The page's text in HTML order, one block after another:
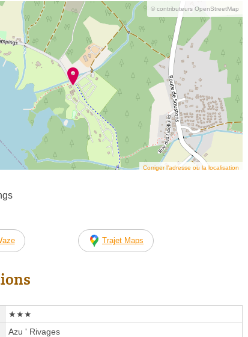
© contributeurs OpenStreetMap
Corriger l’adresse ou la localisation
Trajet Maps
★★★
Azu ' Rivages